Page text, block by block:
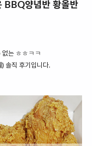
BBQ양념반 황올반
없는 ㅎㅎㅋㅋ
) 솔직 후기입니다.